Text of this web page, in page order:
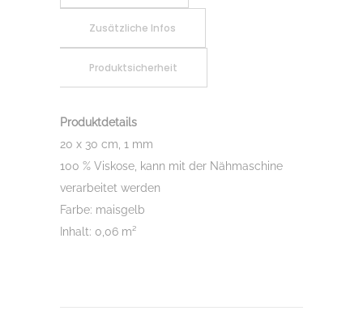
Zusätzliche Infos
Produktsicherheit
Produktdetails
20 x 30 cm, 1 mm
100 % Viskose, kann mit der Nähmaschine
verarbeitet werden
Farbe: maisgelb
Inhalt: 0,06 m²